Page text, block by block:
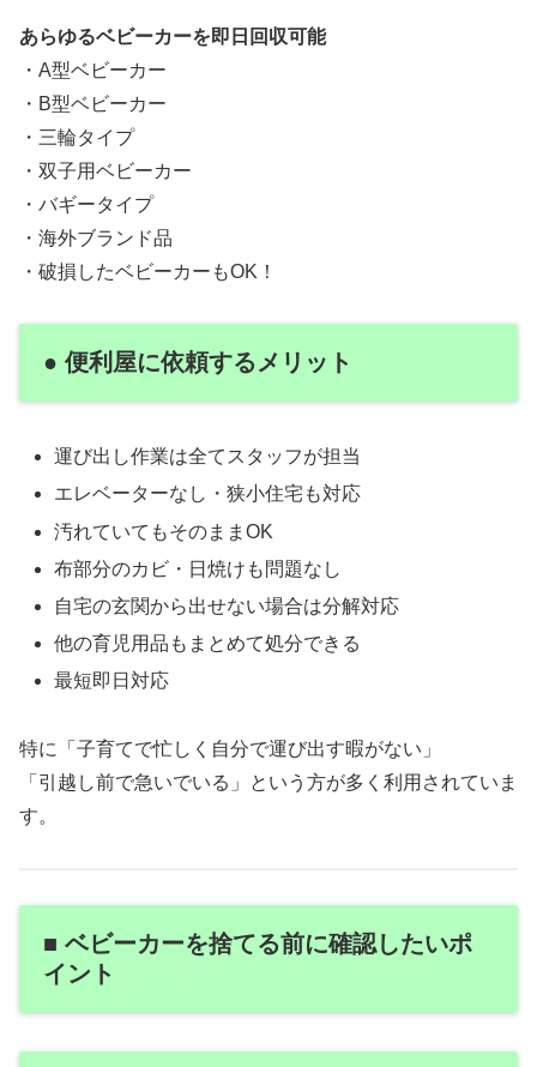
あらゆるベビーカーを即日回収可能
・A型ベビーカー
・B型ベビーカー
・三輪タイプ
・双子用ベビーカー
・バギータイプ
・海外ブランド品
・破損したベビーカーもOK！
● 便利屋に依頼するメリット
運び出し作業は全てスタッフが担当
エレベーターなし・狭小住宅も対応
汚れていてもそのままOK
布部分のカビ・日焼けも問題なし
自宅の玄関から出せない場合は分解対応
他の育児用品もまとめて処分できる
最短即日対応
特に「子育てで忙しく自分で運び出す暇がない」
「引越し前で急いでいる」という方が多く利用されていま
す。
■ ベビーカーを捨てる前に確認したいポ
イント